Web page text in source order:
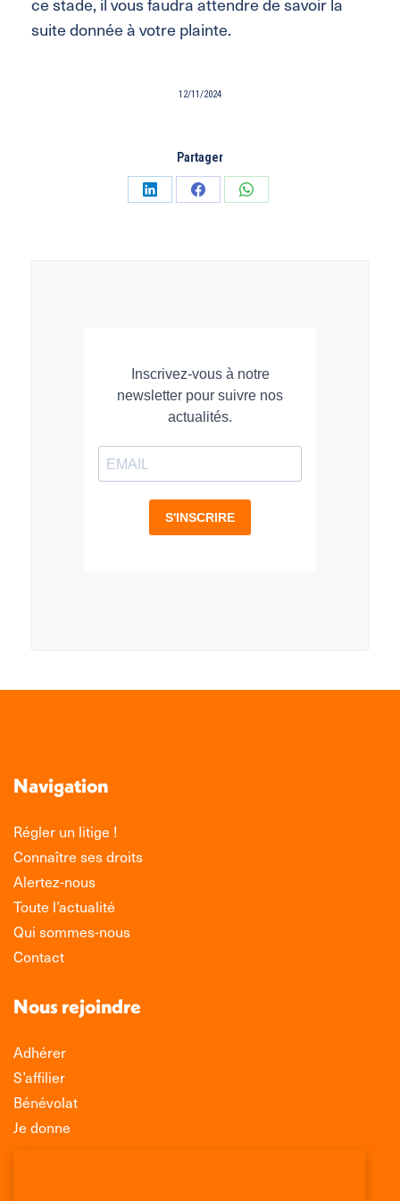
suite donnée à votre plainte.
12/11/2024
Partager
PartagerPartagerPartager
Navigation
Régler un litige !
Connaître ses droits
Alertez-nous
Toute l’actualité
Qui sommes-nous
Contact
Nous rejoindre
Adhérer
S’affilier
Bénévolat
Je donne